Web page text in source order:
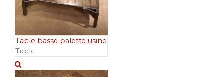
Table basse palette usine
Table